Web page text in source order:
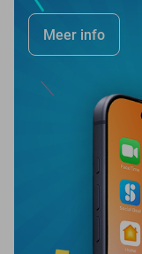
Meer info